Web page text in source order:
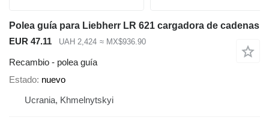
Polea guía para Liebherr LR 621 cargadora de cadenas
EUR 47.11
UAH 2,424 ≈ MX$936.90
Recambio - polea guía
Estado nuevo
Ucrania, Khmelnytskyi